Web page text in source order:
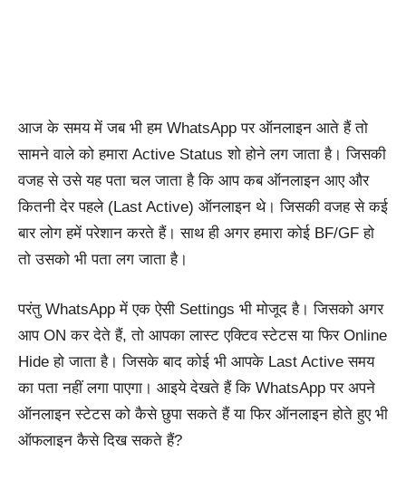
आज के समय में जब भी हम WhatsApp पर ऑनलाइन आते हैं तो
सामने वाले को हमारा Active Status शो होने लग जाता है। जिसकी
वजह से उसे यह पता चल जाता है कि आप कब ऑनलाइन आए और
कितनी देर पहले (Last Active) ऑनलाइन थे। जिसकी वजह से कई
बार लोग हमें परेशान करते हैं। साथ ही अगर हमारा कोई BF/GF हो
तो उसको भी पता लग जाता है।
परंतु WhatsApp में एक ऐसी Settings भी मोजूद है। जिसको अगर
आप ON कर देते हैं, तो आपका लास्ट एक्टिव स्टेटस या फिर Online
Hide हो जाता है। जिसके बाद कोई भी आपके Last Active समय
का पता नहीं लगा पाएगा। आइये देखते हैं कि WhatsApp पर अपने
ऑनलाइन स्टेटस को कैसे छुपा सकते हैं या फिर ऑनलाइन होते हुए भी
ऑफलाइन कैसे दिख सकते हैं?